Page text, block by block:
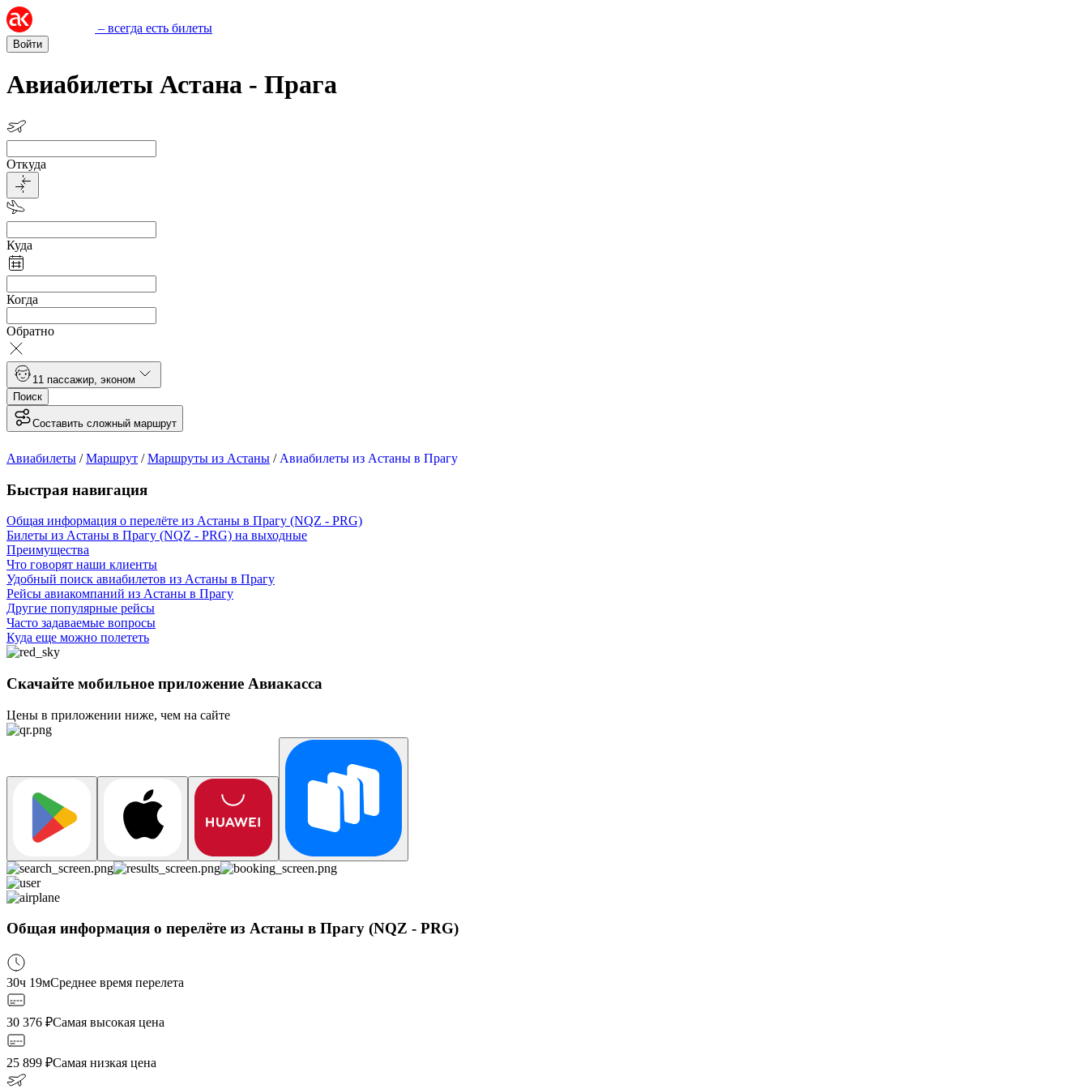
– всегда есть билеты
Войти
Авиабилеты Астана - Прага
Откуда
Куда
Когда
Обратно
1 1 пассажир эконом
Поиск
Составить сложный маршрут
Авиабилеты /Маршрут /Маршруты из Астаны / Авиабилеты из Астаны в Прагу
Быстрая навигация
Общая информация о перелёте из Астаны в Прагу (NQZ - PRG)
Билеты из Астаны в Прагу (NQZ - PRG) на выходные
Преимущества
Что говорят наши клиенты
Удобный поиск авиабилетов из Астаны в Прагу
Рейсы авиакомпаний из Астаны в Прагу
Другие популярные рейсы
Часто задаваемые вопросы
Куда еще можно полететь
Скачайте мобильное приложение Авиакасса
Цены в приложении ниже, чем на сайте
Общая информация о перелёте из Астаны в Прагу (NQZ - PRG)
30ч 19мСреднее время перелета
30 376 ₽Самая высокая цена
25 899 ₽Самая низкая цена